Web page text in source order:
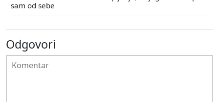
sam od sebe
Odgovori